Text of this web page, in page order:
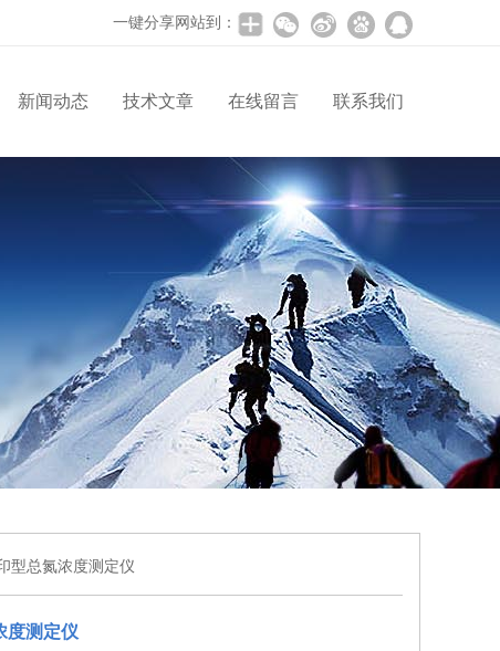
一键分享网站到：
新闻动态 技术文章 在线留言 联系我们
型总氮浓度测定仪
度测定仪